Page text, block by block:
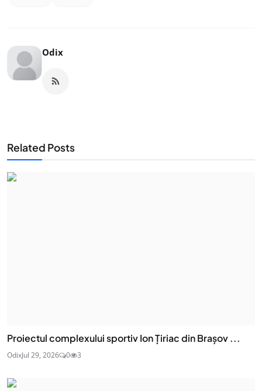
Odix
Related Posts
Proiectul complexului sportiv Ion Țiriac din Brașov ...
OdixJul 29, 2026 0 3